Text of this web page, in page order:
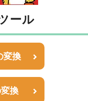
ール
変換
換